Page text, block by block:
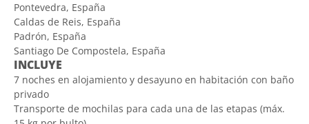
Pontevedra, España
Caldas de Reis, España
Padrón, España
Santiago De Compostela, España
INCLUYE
7 noches en alojamiento y desayuno en habitación con baño
privado
Transporte de mochilas para cada una de las etapas (máx.